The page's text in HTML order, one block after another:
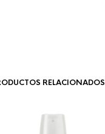
RELACIONADOS